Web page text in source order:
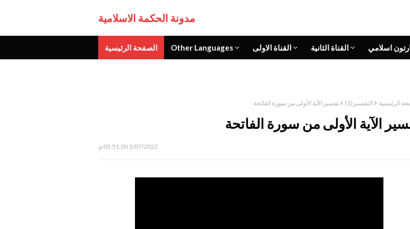
مدونة الحكمة الاسلامية
الصفحة الرئيسية Other Languages القناة الاولى القناة الثانية اسلامي
الرئيسية التفسير(1) تفسير الآية الأولى من سورة الفاتحة
الآية الأولى من سورة الفاتحة
1/07/2022 05:51:00 م